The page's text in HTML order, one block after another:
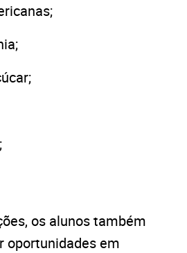
os alunos também
oportunidades em